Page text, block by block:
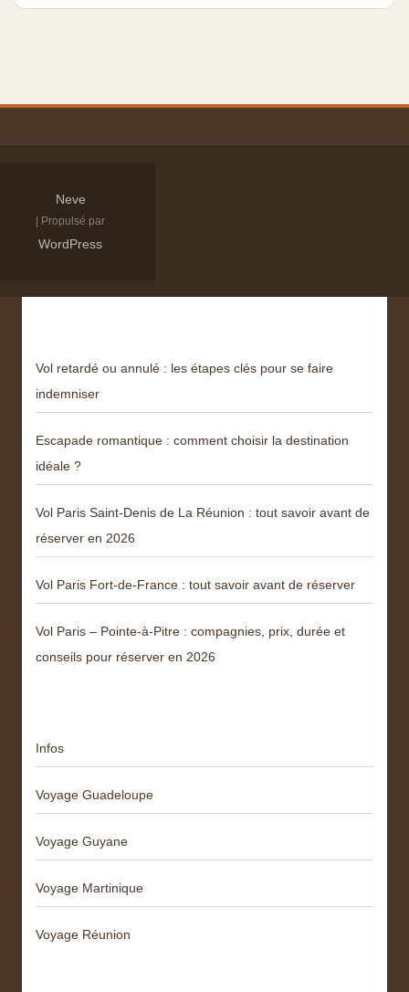
Neve
| Propulsé par
WordPress
Vol retardé ou annulé : les étapes clés pour se faire
indemniser
Escapade romantique : comment choisir la destination
idéale ?
Vol Paris Saint-Denis de La Réunion : tout savoir avant de
réserver en 2026
Vol Paris Fort-de-France : tout savoir avant de réserver
Vol Paris – Pointe-à-Pitre : compagnies, prix, durée et
conseils pour réserver en 2026
Infos
Voyage Guadeloupe
Voyage Guyane
Voyage Martinique
Voyage Réunion